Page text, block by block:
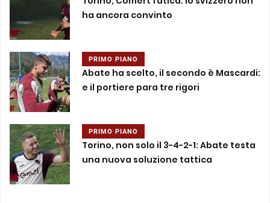
ha ancora convinto
PRIMO PIANO
Abate ha scelto, il secondo è Mascardi:
e il portiere para tre rigori
PRIMO PIANO
Torino, non solo il 3-4-2-1: Abate testa
una nuova soluzione tattica